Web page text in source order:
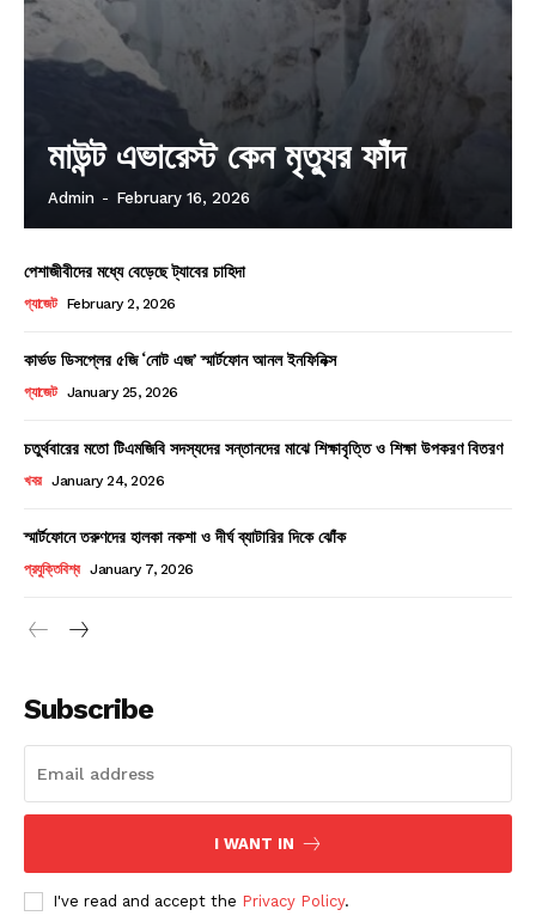
Company
About
Subscription Plans
My account
মাউন্ট এভারেস্ট কেন মৃত্যুর ফাঁদ
Admin - February 16, 2026
পেশাজীবীদের মধ্যে বেড়েছে ট্যাবের চাহিদা
গ্যাজেট February 2, 2026
কার্ভড ডিসপ্লের ৫জি ‘নোট এজ’ স্মার্টফোন আনল ইনফিনিক্স
গ্যাজেট January 25, 2026
চতুর্থবারের মতো টিএমজিবি সদস্যদের সন্তানদের মাঝে শিক্ষাবৃত্তি ও শিক্ষা উপকরণ বিতরণ
খবর January 24, 2026
স্মার্টফোনে তরুণদের হালকা নকশা ও দীর্ঘ ব্যাটারির দিকে ঝোঁক
প্রযুক্তিবিশ্ব January 7, 2026
Subscribe
I WANT IN
I've read and accept the Privacy Policy.